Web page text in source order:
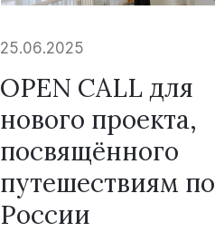
25.06.2025
OPEN CALL для
нового проекта,
посвящённого
путешествиям по
России